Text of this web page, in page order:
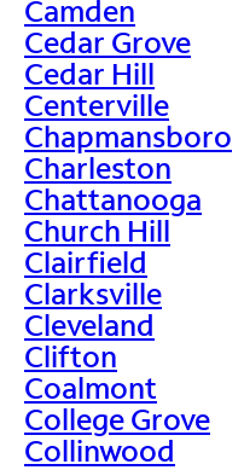
Camden
Cedar Grove
Cedar Hill
Centerville
Chapmansboro
Charleston
Chattanooga
Church Hill
Clairfield
Clarksville
Cleveland
Clifton
Coalmont
College Grove
Collinwood